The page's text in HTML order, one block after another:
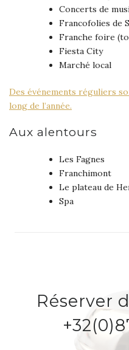
Concerts de
Francofolies de
Franche foire
Fiesta City
Marché local
Des événements réguliers
long de l’année.
Aux alentours
Les Fagnes
Franchimont
Le plateau de
Spa
Réserver